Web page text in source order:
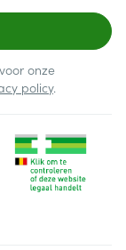
onze
policy.